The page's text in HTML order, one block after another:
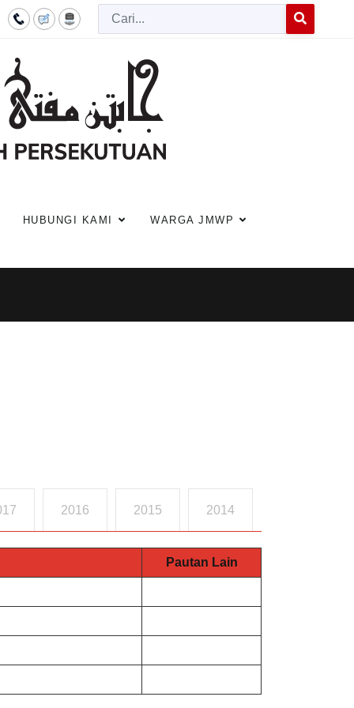
Cari
HUBUNGI KAMI WARGA JMWP
2016 2015 2014
Pautan Lain